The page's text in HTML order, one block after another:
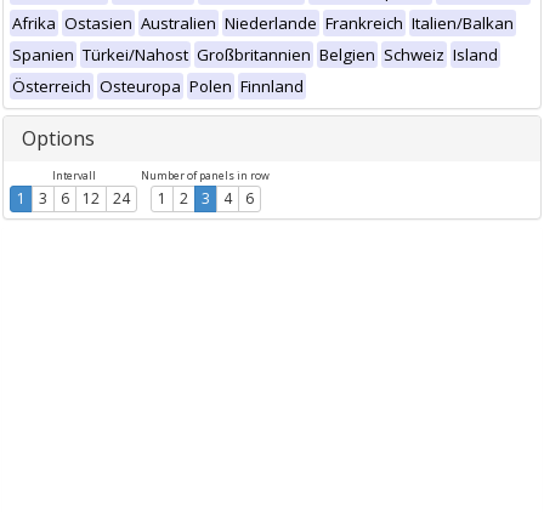
Afrika Ostasien Australien Niederlande Frankreich Italien/Balkan
Spanien Türkei/Nahost Großbritannien Belgien Schweiz Island
Österreich Osteuropa Polen Finnland
Options
Intervall
1 3 6 12 24
Number of panels in row
1 2 3 4 6